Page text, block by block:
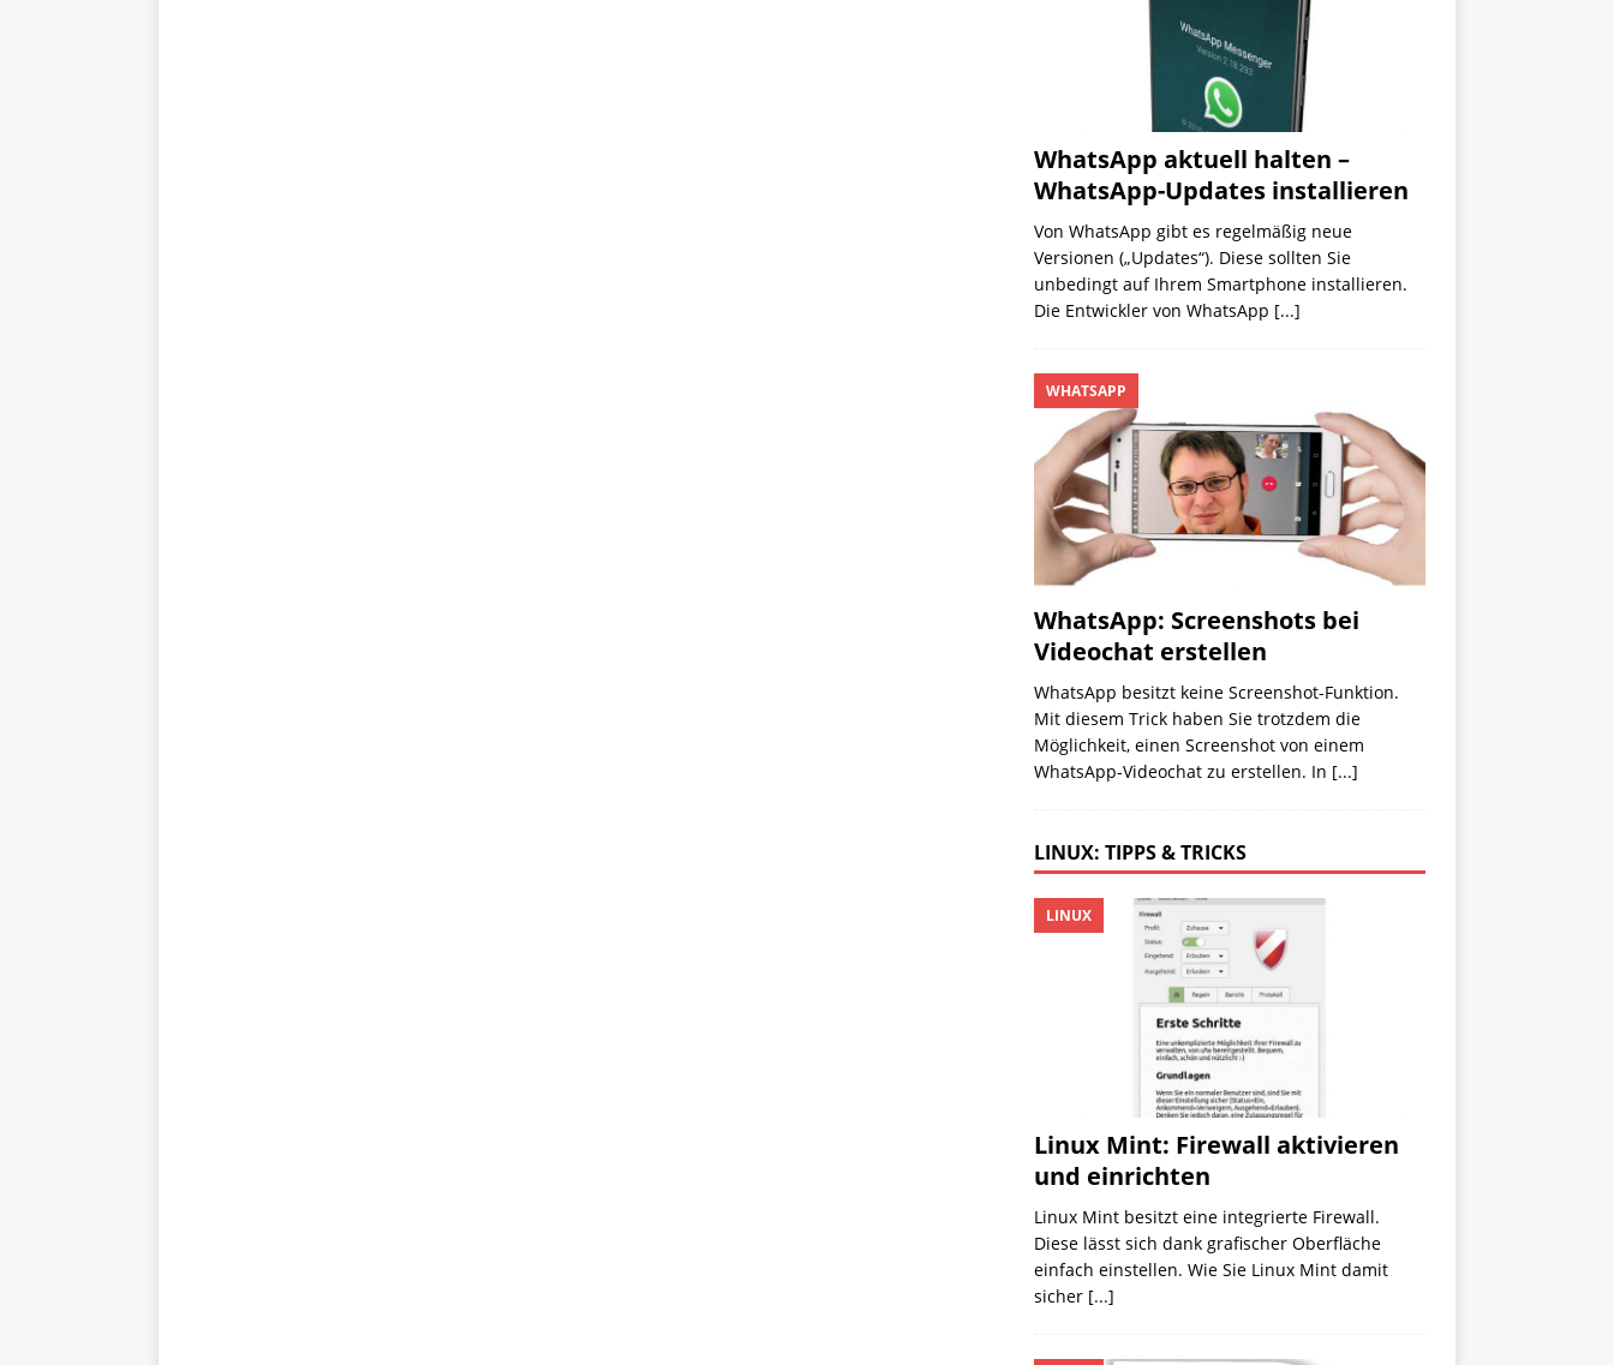
WhatsApp aktuell halten –
WhatsApp-Updates installieren
Von WhatsApp gibt es regelmäßig neue
Versionen („Updates“). Diese sollten Sie
unbedingt auf Ihrem Smartphone installieren.
Die Entwickler von WhatsApp [...]
WhatsApp: Screenshots bei
Videochat erstellen
WHATSAPP
WhatsApp besitzt keine Screenshot-Funktion.
Mit diesem Trick haben Sie trotzdem die
Möglichkeit, einen Screenshot von einem
WhatsApp-Videochat zu erstellen. In [...]
LINUX: TIPPS & TRICKS
Linux Mint: Firewall aktivieren
und einrichten
LINUX
Linux Mint besitzt eine integrierte Firewall.
Diese lässt sich dank grafischer Oberfläche
einfach einstellen. Wie Sie Linux Mint damit
sicher [...]